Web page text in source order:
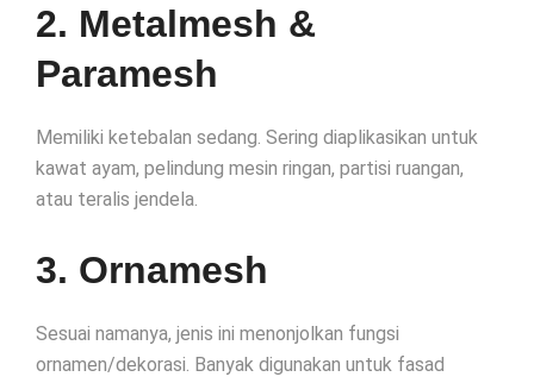
2. Metalmesh &
Paramesh
Memiliki ketebalan sedang. Sering diaplikasikan untuk
kawat ayam, pelindung mesin ringan, partisi ruangan,
atau teralis jendela.
3. Ornamesh
Sesuai namanya, jenis ini menonjolkan fungsi
ornamen/dekorasi. Banyak digunakan untuk fasad